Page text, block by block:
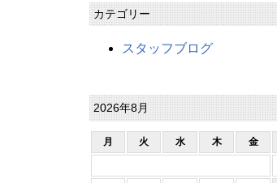
カテゴリー
スタッフブログ
2026年8月
月 火 水 木 金